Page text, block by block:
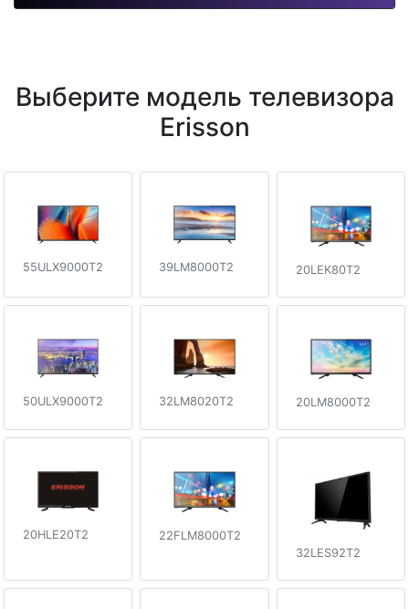
Выберите модель телевизора
Erisson
55ULX9000T2 39LM8000T2 20LEK80T2
50ULX9000T2 32LM8020T2 20LM8000T2
20HLE20T2
22FLM8000T2
32LES92T2